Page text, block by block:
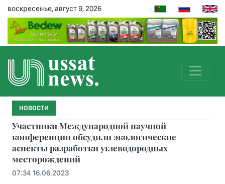
воскресенье, август 9, 2026
НОВОСТИ
Участники Международной научной
конференции обсудили экологические
аспекты разработки углеводородных
месторождений
07:34 16.06.2023